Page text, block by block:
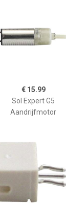
€ 15.99
Sol Expert G5
Aandrijfmotor